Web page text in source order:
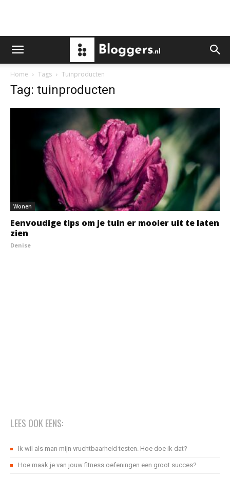
Home Tags Tuinproducten
Tag: tuinproducten
Wonen
Eenvoudige tips om je tuin er mooier uit te laten
zien
Denise
LEES OOK EENS:
Ik wil als man mijn vruchtbaarheid testen. Hoe doe ik dat?
Hoe maak je van jouw fitness oefeningen een groot succes?